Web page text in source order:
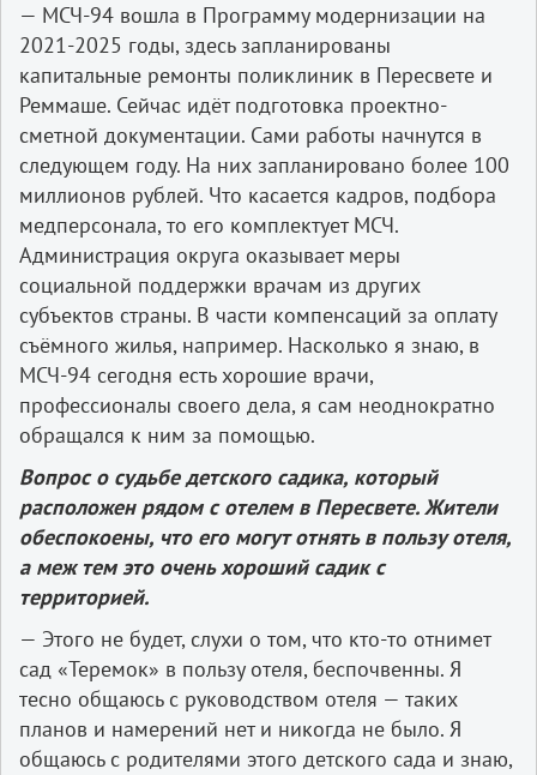
— МСЧ-94 вошла в Программу модернизации на
2021-2025 годы, здесь запланированы
капитальные ремонты поликлиник в Пересвете и
Реммаше. Сейчас идёт подготовка проектно-
сметной документации. Сами работы начнутся в
следующем году. На них запланировано более 100
миллионов рублей. Что касается кадров, подбора
медперсонала, то его комплектует МСЧ.
Администрация округа оказывает меры
социальной поддержки врачам из других
субъектов страны. В части компенсаций за оплату
съёмного жилья, например. Насколько я знаю, в
МСЧ-94 сегодня есть хорошие врачи,
профессионалы своего дела, я сам неоднократно
обращался к ним за помощью.
Вопрос о судьбе детского садика, который
расположен рядом с отелем в Пересвете. Жители
обеспокоены, что его могут отнять в пользу отеля,
а меж тем это очень хороший садик с
территорией.
— Этого не будет, слухи о том, что кто-то отнимет
сад «Теремок» в пользу отеля, беспочвенны. Я
тесно общаюсь с руководством отеля — таких
планов и намерений нет и никогда не было. Я
общаюсь с родителями этого детского сада и знаю,